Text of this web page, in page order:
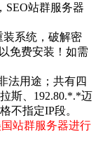
SEO站群服务器
系统，破解密
免费安装！如需
法用途；共有四
斯、192.80.*.*迈
不指定IP段。
站群服务器进行